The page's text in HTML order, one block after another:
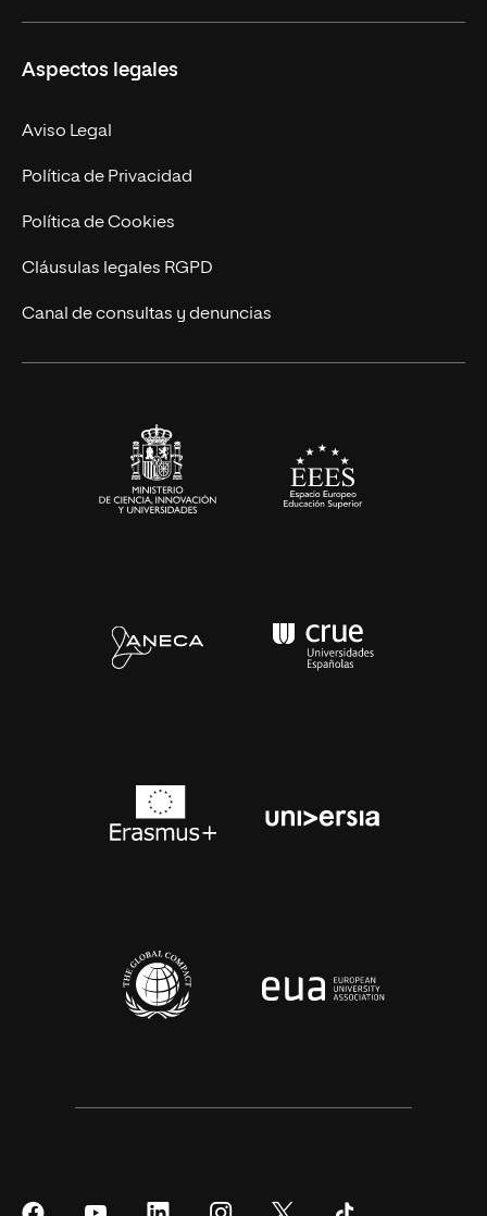
Doctorados
Experto Universitario
Postgrados
Cursos Universitarios
Facultades
Nuestro Equipo
Trabaja en UNIR
Actualidad
UNIR Revista
Eventos
Aspectos legales
Aviso Legal
Política de Privacidad
Política de Cookies
Cláusulas legales RGPD
Canal de consultas y denuncias
SíguenosSíguenos SíguenosSíguenos Síguenos